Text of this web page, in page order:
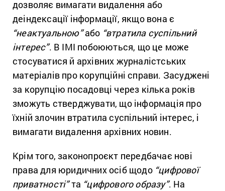
дозволяє вимагати видалення або
деіндексації інформації, якщо вона є
“неактуальною”або “втратила суспільний
інтерес”. В ІМІ побоюються, що це може
стосуватися й архівних журналістських
матеріалів про корупційні справи. Засуджені
за корупцію посадовці через кілька років
зможуть стверджувати, що інформація про
їхній злочин втратила суспільний інтерес, і
вимагати видалення архівних новин.
Крім того, законопроєкт передбачає нові
права для юридичних осіб щодо “цифрової
приватності”та “цифрового образу”. На